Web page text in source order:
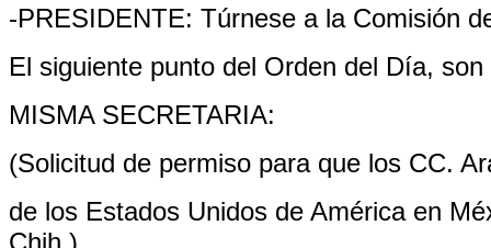
-PRESIDENTE: Túrnese a la Comisión
El siguiente punto del Orden del Día,
MISMA SECRETARIA:
(Solicitud de permiso para que los CC.
de los Estados Unidos de América en
Chih.)